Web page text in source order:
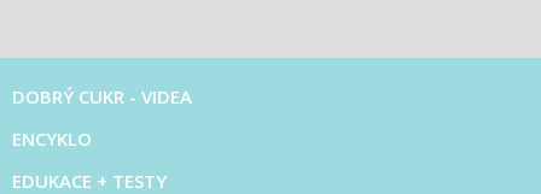
DOBRÝ CUKR - VIDEA
ENCYKLO
EDUKACE + TESTY